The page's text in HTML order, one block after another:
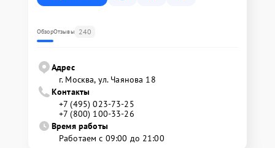
ОбзорОтзывы 240
Адрес
г. Москва, ул. Чаянова 18
Контакты
+7 (495) 023-73-25
+7 (800) 100-33-26
Время работы
Работаем с 09:00 до 21:00